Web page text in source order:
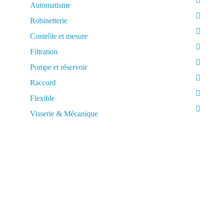
Automatisme
Robinetterie
Contrôle et mesure
Filtration
Pompe et réservoir
Raccord
Flexible
Visserie & Mécanique